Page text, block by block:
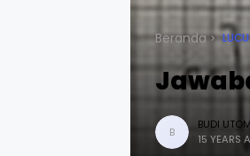
Beranda
B
BUDI
15 YEARS